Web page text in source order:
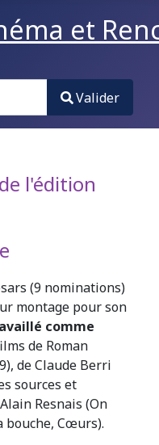
et
for results.
Valider
l'édition
(9 nominations)
montage pour son
comme
de Roman
de Claude Berri
sources et
Resnais (On
bouche, Cœurs).